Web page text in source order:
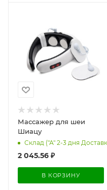
Массажер для шеи
Шиацу
Склад ("А" 2-3 дня
2 045.56 ₽
В КОРЗИНУ